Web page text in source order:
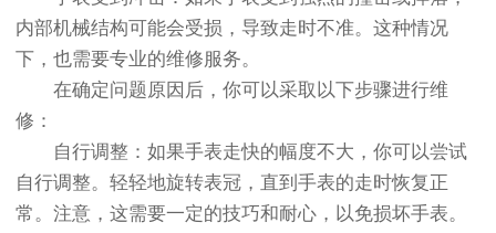
内部机械结构可能会受损，导致走时不准。这种情况
下，也需要专业的维修服务。
在确定问题原因后，你可以采取以下步骤进行维
修：
自行调整：如果手表走快的幅度不大，你可以尝试
自行调整。轻轻地旋转表冠，直到手表的走时恢复正
常。注意，这需要一定的技巧和耐心，以免损坏手表。